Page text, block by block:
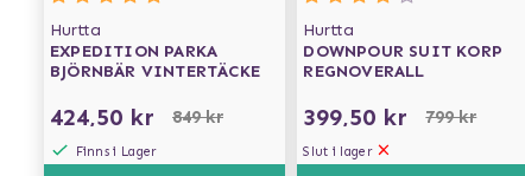
Hurtta
EXPEDITION PARKA
BJÖRNBÄR VINTERTÄCKE
424,50 kr 849 kr
Finns i Lager
Hurtta
DOWNPOUR SUIT KORP
REGNOVERALL
399,50 kr 799 kr
Slut i lager